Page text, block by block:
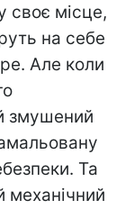
своє місце,
на себе
Але коли
змушений
Та
механічний